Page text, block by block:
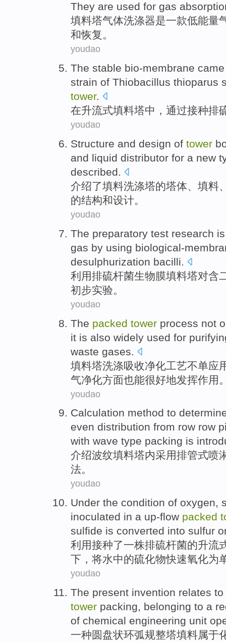
They are used for gas
填料塔气体洗涤器是一款低能量
和恢复。
youdao
The stable bio-membrane
strain of Thiobacillus thioparus
tower.
在升流式填料塔中， 通过接种排
youdao
Structure and design of tower
and liquid distributor for a new
described.
介绍了填料洗涤塔的塔体、填料
的结构和设计。
youdao
The preparatory test research
gas by using biological-
desulphurization bacilli.
利用排硫杆菌生物膜填料塔对含
初步实验。
youdao
The packed tower process not
it is also widely used for
waste gases
填料塔洗涤吸收净化工艺不单应
气净化方面也能很好地发挥作用
youdao
Calculation method to
even distribution from row row
with wave type packing is
介绍波纹填料塔内采用排管式喷
法。
youdao
Under the condition of oxygen,
inoculated in a up-flow packed
sulfide is converted into sulfur
利用接种了一株排硫杆菌的升流
下 ，将水中的硫化物快速氧化为
youdao
The present invention relates to
tower packing, belonging to a
of chemical engineering unit
一种圆盘状环弧规整塔填料属于